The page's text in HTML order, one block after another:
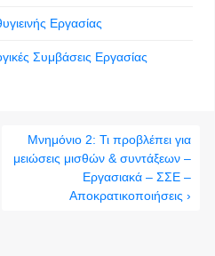
Εργασίας
Συμβάσεις Εργασίας
Μνημόνιο 2: Τι προβλέπει για
μειώσεις μισθών & συντάξεων –
Εργασιακά – ΣΣΕ –
Αποκρατικοποιήσεις ›